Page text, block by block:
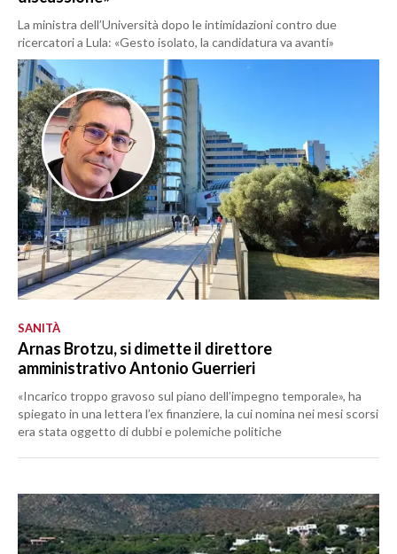
La ministra dell’Università dopo le intimidazioni contro due
ricercatori a Lula: «Gesto isolato, la candidatura va avanti»
SANITÀ
Arnas Brotzu, si dimette il direttore
amministrativo Antonio Guerrieri
«Incarico troppo gravoso sul piano dell’impegno temporale», ha
spiegato in una lettera l’ex finanziere, la cui nomina nei mesi scorsi
era stata oggetto di dubbi e polemiche politiche